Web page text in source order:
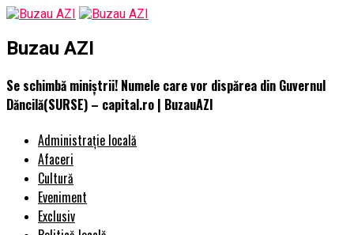
Buzau AZI
Se schimbă miniștrii! Numele care vor dispărea din Guvernul
Dăncilă(SURSE) – capital.ro | BuzauAZI
Administrație locală
Afaceri
Cultură
Eveniment
Exclusiv